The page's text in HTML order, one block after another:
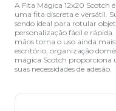
A Fita Mágica 12x20 Scotch
uma fita discreta e versátil.
sendo ideal para rotular
personalização fácil e
mãos torna o uso ainda
escritório, organização
mágica Scotch proporciona
suas necessidades de adesão.